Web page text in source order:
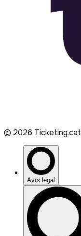
© 2026 Ticketing.cat
Avís legal